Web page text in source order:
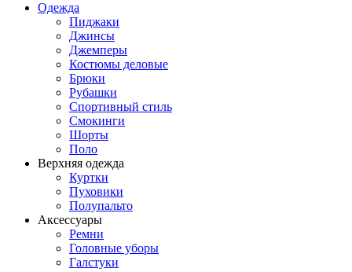
Одежда
Пиджаки
Джинсы
Джемперы
Костюмы деловые
Брюки
Рубашки
Спортивный стиль
Смокинги
Шорты
Поло
Верхняя одежда
Куртки
Пуховики
Полупальто
Аксессуары
Ремни
Головные уборы
Галстуки